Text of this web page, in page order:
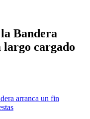
Bandera
largo cargado